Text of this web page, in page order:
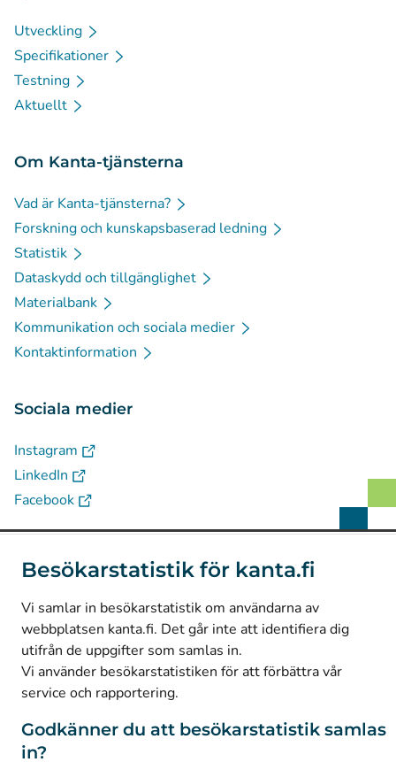
Besökarstatistik för kanta.fi
Vi samlar in besökarstatistik om användarna av
webbplatsen kanta.fi. Det går inte att identifiera dig
utifrån de uppgifter som samlas in.
Vi använder besökarstatistiken för att förbättra vår
service och rapportering.
Godkänner du att besökarstatistik samlas
in?
Utveckling
Specifikationer
Testning
Aktuellt
Om Kanta-tjänsterna
Vad är Kanta-tjänsterna?
Forskning och kunskapsbaserad ledning
Statistik
Dataskydd och tillgänglighet
Materialbank
Kommunikation och sociala medier
Kontaktinformation
Sociala medier
Instagram Avautuu uuteen välilehteen
LinkedIn Avautuu uuteen välilehteen
Facebook( Avautuu uuteen välilehteen
© Kanta-Palvelut, Kansaneläkelaitos
Om webbplatsen
Tillgänglighet
Kakor